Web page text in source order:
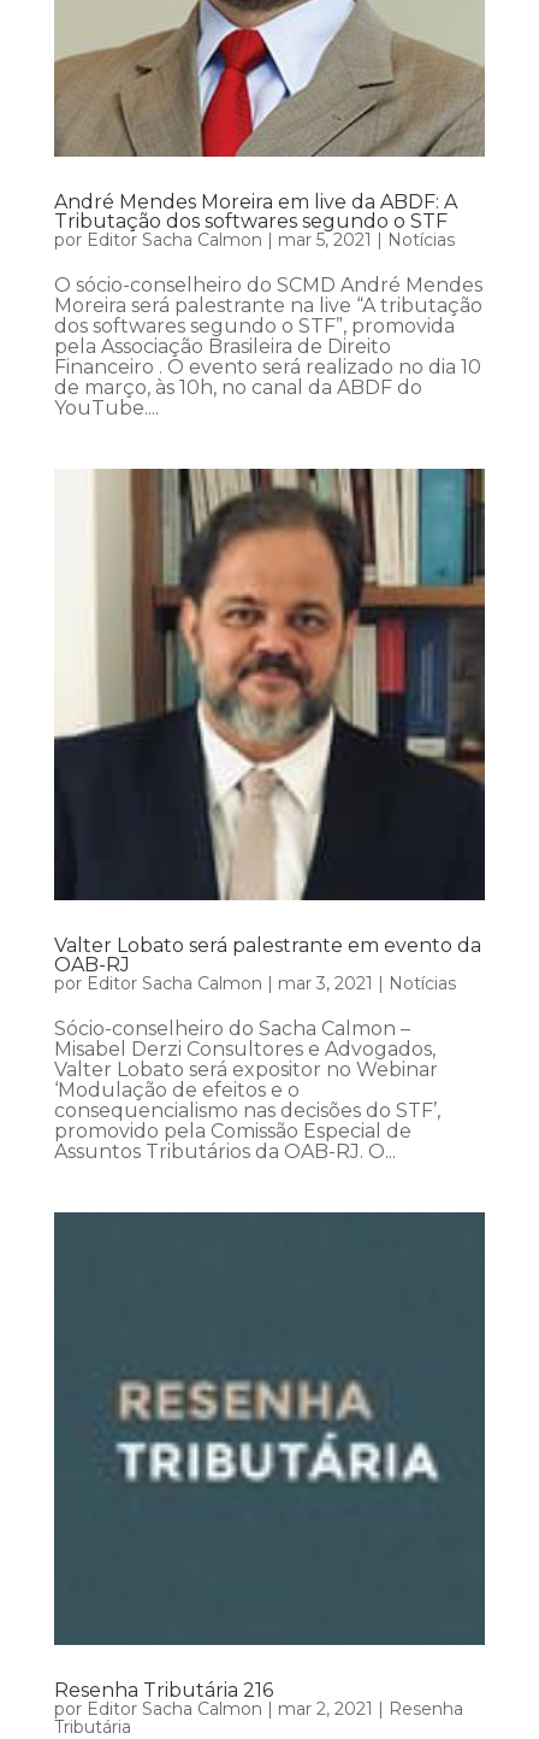
André Mendes Moreira em live da ABDF: A
Tributação dos softwares segundo o STF
por Editor Sacha Calmon | mar 5, 2021 | Notícias
O sócio-conselheiro do SCMD André Mendes
Moreira será palestrante na live “A tributação
dos softwares segundo o STF”, promovida
pela Associação Brasileira de Direito
Financeiro . O evento será realizado no dia 10
de março, às 10h, no canal da ABDF do
YouTube....
Valter Lobato será palestrante em evento da
OAB-RJ
por Editor Sacha Calmon | mar 3, 2021 | Notícias
Sócio-conselheiro do Sacha Calmon –
Misabel Derzi Consultores e Advogados,
Valter Lobato será expositor no Webinar
‘Modulação de efeitos e o
consequencialismo nas decisões do STF’,
promovido pela Comissão Especial de
Assuntos Tributários da OAB-RJ. O...
Resenha Tributária 216
por Editor Sacha Calmon | mar 2, 2021 | Resenha
Tributária